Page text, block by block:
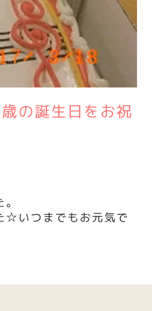
の誕生日をお祝
☆いつまでもお元気で